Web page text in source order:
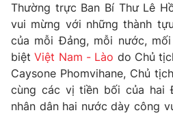
Photo
Video
VTV Money
Thường trực Ban Bí Thư Lê
vui mừng với những thành
của mỗi Đảng, mỗi nước,
biệtViệt Nam - Lào do Chủ
Caysone Phomvihane, Chủ
cùng các vị tiền bối của hai
nhân dân hai nước dày công